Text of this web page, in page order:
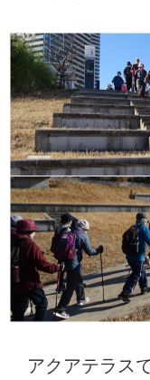
アクアテラス